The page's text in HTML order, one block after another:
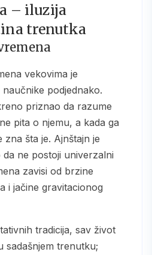
– iluzija
trenutka
podjednako.
priznao da razume
pita o njemu, a kada ga
zna šta je. Ajnštajn je
ne postoji univerzalni
zavisi od brzine
i jačine gravitacionog
sadašnjem trenutku;